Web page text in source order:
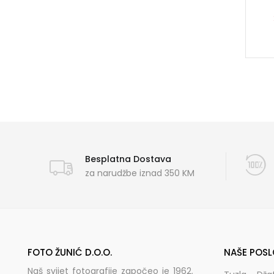
Besplatna Dostava
za narudžbe iznad 350 KM
FOTO ŽUNIĆ D.O.O.
Naš svijet fotografije započeo je 1962.
NAŠE